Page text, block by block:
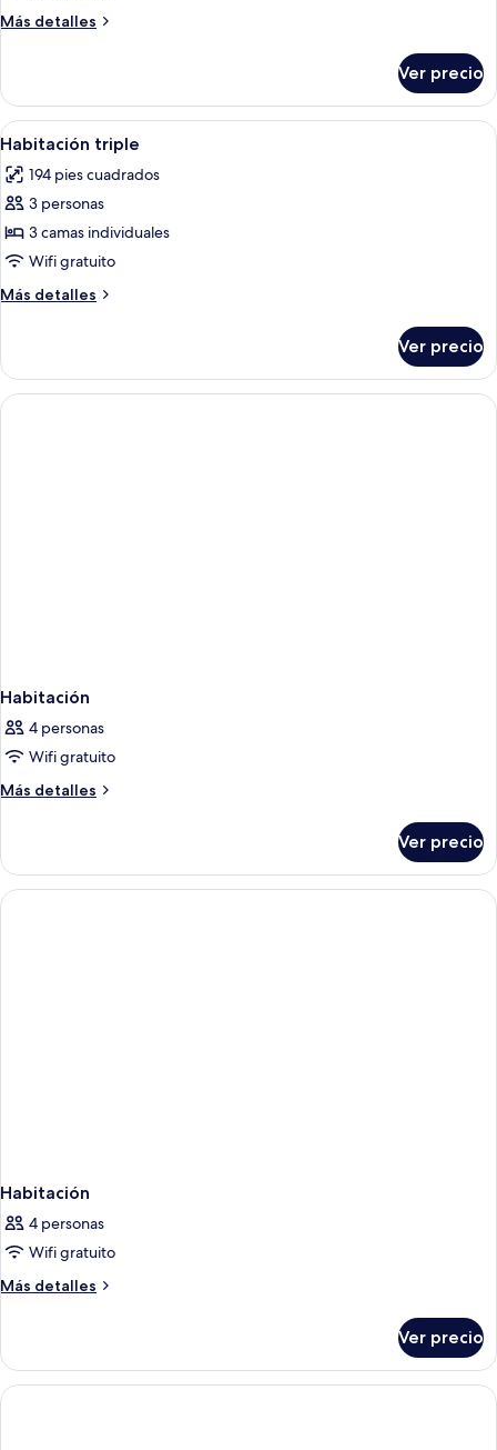
doble
Más detalles
Más
doble
Ver precio
Abrir
todas
las
fotos
de
Habitación
triple
Habitación de hotel con dos camas,
6
Habitación triple
194 pies cuadrados
3 personas
3 camas individuales
Wifi gratuito
Más detalles
Más
triple
Ver precio
Habitación
4 personas
Wifi gratuito
Más detalles
Más
Ver precio
Habitación
4 personas
Wifi gratuito
Más detalles
Más
Ver precio